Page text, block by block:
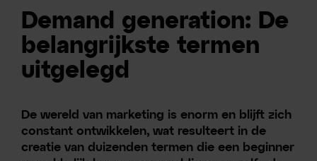
Demand generation: De
belangrijkste termen
uitgelegd
De wereld van marketing is enorm en blijft zich
constant ontwikkelen, wat resulteert in de
creatie van duizenden termen die een beginner